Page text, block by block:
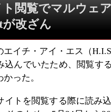
閲覧でマルウェ
が改ざん
エイチ・アイ・エス（
込んでいたため、閲覧す
った。
イトを閲覧する際に読み